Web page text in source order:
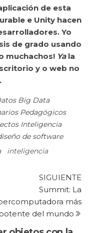
de esta
e Unity hacen
Yo
de grado usando
muchachos! Yala
y o web no
Big Data
Pedagógicos
Inteligencia
de software
inteligencia
SIGUIENTE
Summit: La
más
del mundo